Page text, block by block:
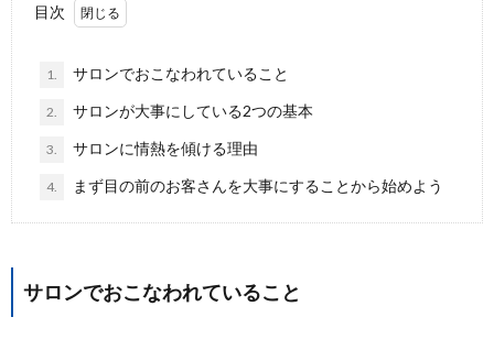
目次
1. サロンでおこなわれていること
2. サロンが大事にしている2つの基本
3. サロンに情熱を傾ける理由
4. まず目の前のお客さんを大事にすることから始めよう
サロンでおこなわれていること